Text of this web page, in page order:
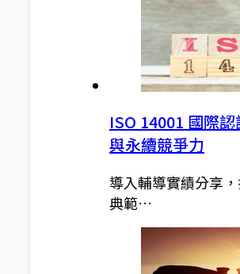
ISO 14001 國際
與永續競爭力
導入輔導實績分享
典範…